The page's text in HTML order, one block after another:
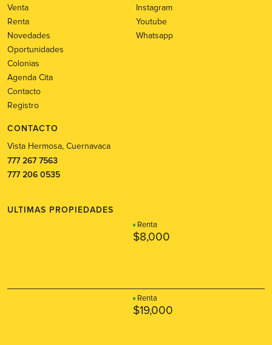
Venta
Renta
Novedades
Oportunidades
Colonias
Agenda Cita
Contacto
Registro
Instagram
Youtube
Whatsapp
CONTACTO
Vista Hermosa, Cuernavaca
777 267 7563
777 206 0535
ULTIMAS PROPIEDADES
Renta
$8,000
Renta
$19,000